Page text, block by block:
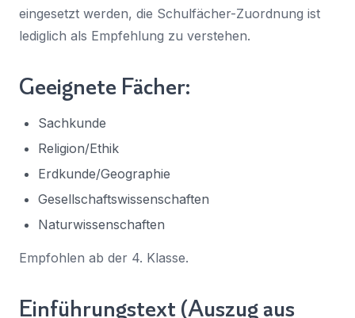
eingesetzt werden, die Schulfächer-Zuordnung ist
lediglich als Empfehlung zu verstehen.
Geeignete Fächer:
Sachkunde
Religion/Ethik
Erdkunde/Geographie
Gesellschaftswissenschaften
Naturwissenschaften
Empfohlen ab der 4. Klasse.
Einführungstext (Auszug aus